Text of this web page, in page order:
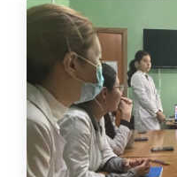
емес
госпиталдық
«Мейірім